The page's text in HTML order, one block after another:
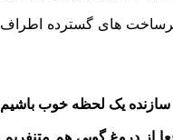
های گسترده اطراف
یک لحظه خوب باشیم
از دروغ گویی هم متنفریم.